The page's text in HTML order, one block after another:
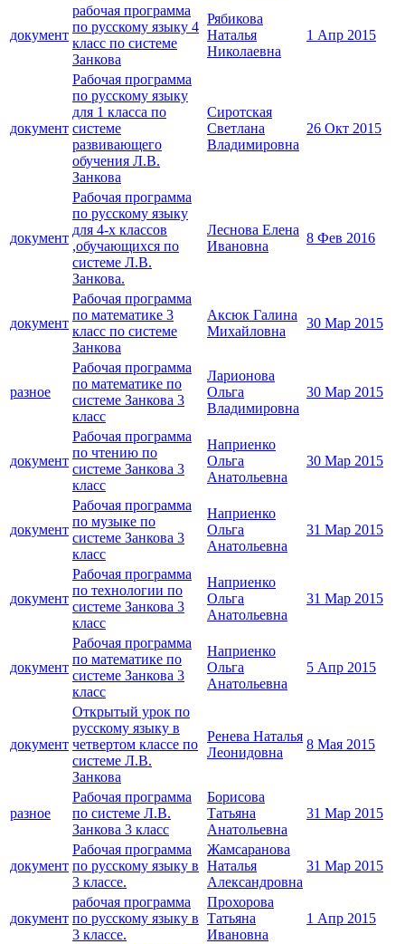
документ
рабочая программа
по русскому языку 4
класс по системе
Занкова
Рябикова
Наталья
Николаевна
1 Апр 2015
документ
Рабочая программа
по русскому языку
для 1 класса по
системе
развивающего
обучения Л.В.
Занкова
Сиротская
Светлана
Владимировна
26 Окт 2015
документ
Рабочая программа
по русскому языку
для 4-х классов
,обучающихся по
системе Л.В.
Занкова.
Леснова Елена
Ивановна
8 Фев 2016
документ
Рабочая программа
по математике 3
класс по системе
Занкова
Аксюк Галина
Михайловна
30 Мар 2015
разное
Рабочая программа
по математике по
системе Занкова 3
класс
Ларионова
Ольга
Владимировна
30 Мар 2015
документ
Рабочая программа
по чтению по
системе Занкова 3
класс
Наприенко
Ольга
Анатольевна
30 Мар 2015
документ
Рабочая программа
по музыке по
системе Занкова 3
класс
Наприенко
Ольга
Анатольевна
31 Мар 2015
документ
Рабочая программа
по технологии по
системе Занкова 3
класс
Наприенко
Ольга
Анатольевна
31 Мар 2015
документ
Рабочая программа
по математике по
системе Занкова 3
класс
Наприенко
Ольга
Анатольевна
5 Апр 2015
документ
Открытый урок по
русскому языку в
четвертом классе по
системе Л.В.
Занкова
Ренева Наталья
Леонидовна
8 Мая 2015
разное
Рабочая программа
по системе Л.В.
Занкова 3 класс
Борисова
Татьяна
Анатольевна
31 Мар 2015
документ
Рабочая программа
по русскому языку в
3 классе.
Жамсаранова
Наталья
Александровна
31 Мар 2015
документ
рабочая программа
по русскому языку в
3 классе.
Прохорова
Татьяна
Ивановна
1 Апр 2015